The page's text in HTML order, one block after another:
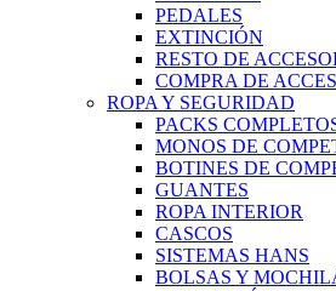
PEDALES
EXTINCIÓN
RESTO DE
COMPRA DE
ROPA Y SEGURIDAD
PACKS
MONOS DE
BOTINES DE
GUANTES
ROPA INTERIOR
CASCOS
SISTEMAS HANS
BOLSAS Y